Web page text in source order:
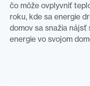
čo môže ovplyvniť
roku, kde sa energie
domov sa snažia nájsť
energie vo svojom